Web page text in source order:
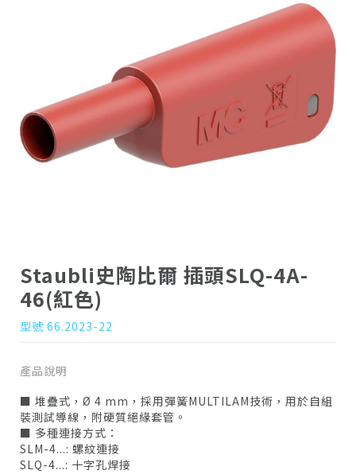
Staubli史陶比爾 插頭SLQ-4A-
46(紅色)
型號 66.2023-22
產品說明
■ 堆疊式，Ø 4 mm，採用彈簧MULTILAM技術，用於自組
裝測試導線，附硬質絕緣套管。
■ 多種連接方式：
SLM-4...: 螺紋連接
SLQ-4...: 十字孔焊接